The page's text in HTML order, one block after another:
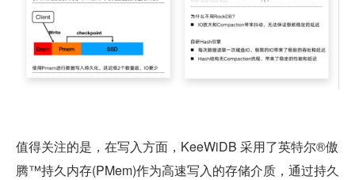
值得关注的是，在写入方面，KeeWiDB 采用了英特尔®傲
腾™持久内存(PMem)作为高速写入的存储介质，通过持久